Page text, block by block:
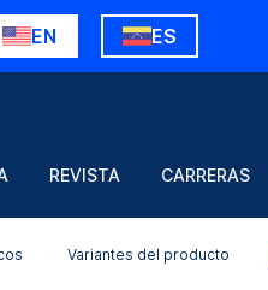
EN ES
REVISTA CARRERAS
Variantes del producto